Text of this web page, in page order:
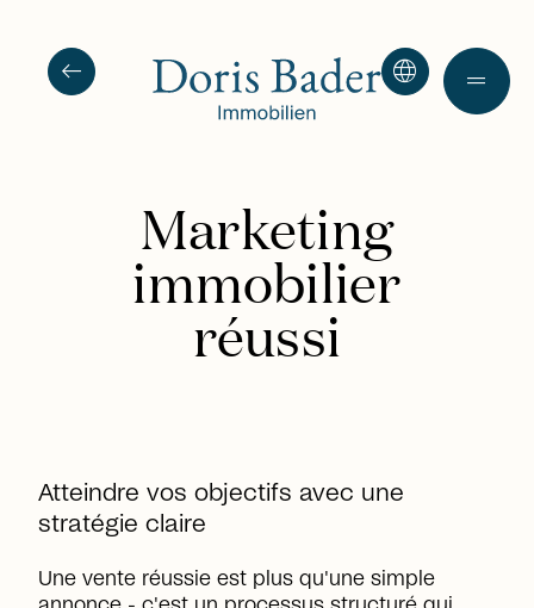
Marketing
immobilier
réussi
Atteindre vos objectifs avec une
stratégie claire
Une vente réussie est plus qu'une simple
arrow_left_alt language drag_handle